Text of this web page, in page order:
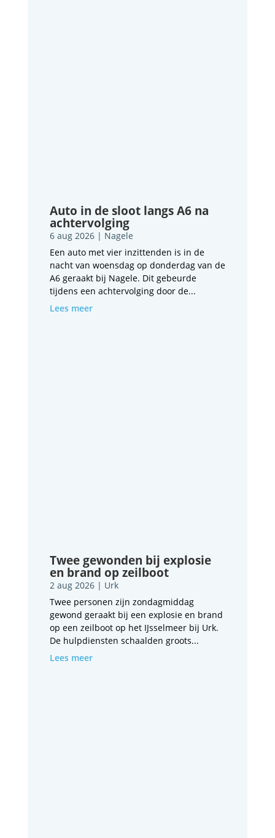
Auto in de sloot langs A6 na
achtervolging
6 aug 2026| Nagele
Een auto met vier inzittenden is in de
nacht van woensdag op donderdag van de
A6 geraakt bij Nagele. Dit gebeurde
tijdens een achtervolging door de...
Lees meer
Twee gewonden bij explosie
en brand op zeilboot
2 aug 2026| Urk
Twee personen zijn zondagmiddag
gewond geraakt bij een explosie en brand
op een zeilboot op het IJsselmeer bij Urk.
De hulpdiensten schaalden groots...
Lees meer